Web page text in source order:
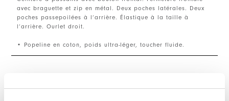
avec braguette et zip en métal. Deux poches latérales. Deux
poches passepoilées à l’arrière. Élastique à la taille à
l’arrière. Ourlet droit.
• Popeline en coton, poids ultra-léger, toucher fluide.